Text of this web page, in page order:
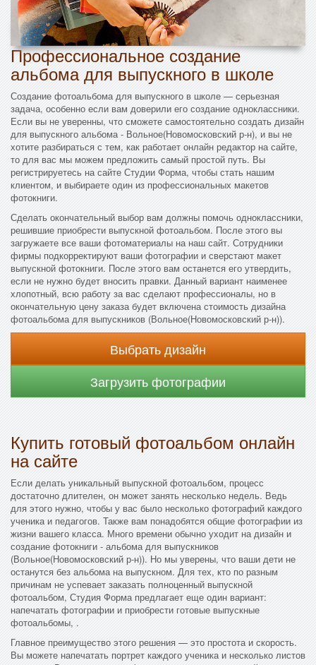
Профессиональное создание
альбома для выпускного в школе
Создание фотоальбома для выпускного в школе — серьезная
задача, особенно если вам доверили его создание одноклассники.
Если вы не уверенны, что сможете самостоятельно создать дизайн
для выпускного альбома - Вольное(Новомосковский р-н), и вы не
хотите разбираться с тем, как работает онлайн редактор на сайте,
то для вас мы можем предложить самый простой путь. Вы
регистрируетесь на сайте Студии Форма, чтобы стать нашим
клиентом, и выбираете один из профессиональных макетов
фотокниги.
Сделать окончательный выбор вам должны помочь одноклассники,
решившие приобрести выпускной фотоальбом. После этого вы
загружаете все ваши фотоматериалы на наш сайт. Сотрудники
фирмы подкорректируют ваши фотографии и сверстают макет
выпускной фотокниги. После этого вам останется его утвердить,
если не нужно будет вносить правки. Данный вариант наименее
хлопотный, всю работу за вас сделают профессионалы, но в
окончательную цену заказа будет включена стоимость дизайна
фотоальбома для выпускников (Вольное(Новомосковский р-н)).
Выбрать дизайн
Загрузить фотографии
Купить готовый фотоальбом онлайн
на сайте
Если делать уникальный выпускной фотоальбом, процесс
достаточно длителен, он может занять несколько недель. Ведь
для этого нужно, чтобы у вас было несколько фотографий каждого
ученика и педагогов. Также вам понадобятся общие фотографии из
жизни вашего класса. Много времени обычно уходит на дизайн и
создание фотокниги - альбома для выпускников
(Вольное(Новомосковский р-н)). Но мы уверены, что ваши дети не
останутся без альбома на выпускном. Для тех, кто по разным
причинам не успевает заказать полноценный выпускной
фотоальбом, Студия Форма предлагает еще один вариант:
напечатать фотографии и приобрести готовые выпускные
фотоальбомы, .
Главное преимущество этого решения — это простота и скорость.
Вы можете напечатать портрет каждого ученика и несколько листов